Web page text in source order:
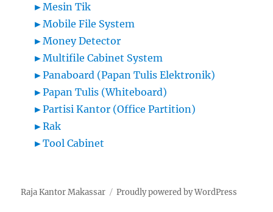
►Mesin Tik
►Mobile File System
►Money Detector
►Multifile Cabinet System
►Panaboard (Papan Tulis Elektronik)
►Papan Tulis (Whiteboard)
►Partisi Kantor (Office Partition)
►Rak
►Tool Cabinet
Raja Kantor Makassar Proudly powered by WordPress